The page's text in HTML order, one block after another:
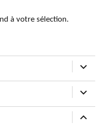
à votre sélection.
ouvrir
le
sous-
menu
ouvrir
le
sous-
ouvrir